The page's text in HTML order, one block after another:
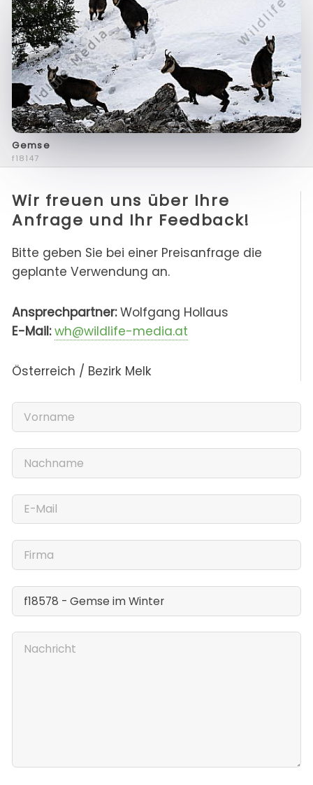
Gemse
f18147
Wir freuen uns über Ihre
Anfrage und Ihr Feedback!
Bitte geben Sie bei einer Preisanfrage die
geplante Verwendung an.
Ansprechpartner:Wolfgang Hollaus
E-Mail: wh@wildlife-media.at
Österreich / Bezirk Melk